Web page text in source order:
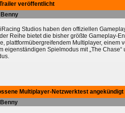
veröffentlicht
Benny
Studios haben den offiziellen
Reihe bietet die bisher größte Gameplay-
plattformübergreifendem Multiplayer, einem
eigenständigen Spielmodus mit „The
Multiplayer-Netzwerktest angekündigt